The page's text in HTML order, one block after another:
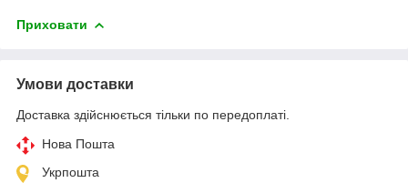
Приховати
Умови доставки
Доставка здійснюється тільки по передоплаті.
Нова Пошта
Укрпошта